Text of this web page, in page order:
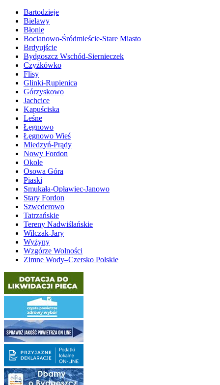
Bartodzieje
Bielawy
Błonie
Bocianowo-Śródmieście-Stare Miasto
Brdyujście
Bydgoszcz Wschód-Siernieczek
Czyżkówko
Flisy
Glinki-Rupienica
Górzyskowo
Jachcice
Kapuściska
Leśne
Łęgnowo
Łęgnowo Wieś
Miedzyń-Prądy
Nowy Fordon
Okole
Osowa Góra
Piaski
Smukała-Opławiec-Janowo
Stary Fordon
Szwederowo
Tatrzańskie
Tereny Nadwiślańskie
Wilczak-Jary
Wyżyny
Wzgórze Wolności
Zimne Wody–Czersko Polskie